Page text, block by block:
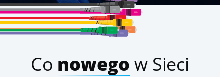
Co nowego w Sieci